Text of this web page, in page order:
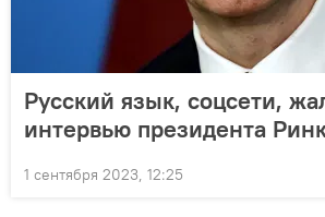
Русский язык, соцсети,
интервью президента
1 сентября 2023, 12:25